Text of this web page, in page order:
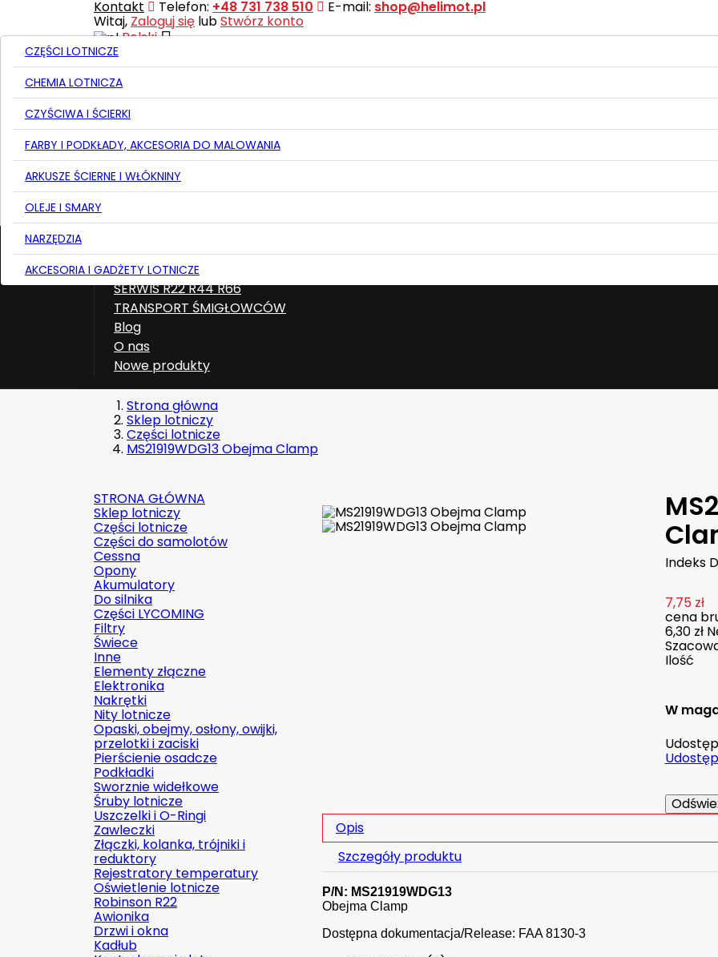
Kontakt Telefon: +48 731 738 510 E-mail: shop@helimot.pl
Witaj, Zaloguj się lubStwórz konto
Polski
Wysyłka
Razem0,00 zł
REALIZUJ ZAMÓWIENIE 
Sklep lotniczy
CZĘŚCI LOTNICZE
CHEMIA LOTNICZA
CZYŚCIWA I ŚCIERKI
FARBY I PODKŁADY, AKCESORIA DO MALOWANIA
ARKUSZE ŚCIERNE I WŁÓKNINY
OLEJE I SMARY
NARZĘDZIA
AKCESORIA I GADŻETY LOTNICZE
Silniki Lycoming
SERWIS R22 R44 R66
TRANSPORT ŚMIGŁOWCÓW
Blog
O nas
Nowe produkty
Strona główna
Sklep lotniczy
Części lotnicze
MS21919WDG13 Obejma Clamp
STRONA GŁÓWNA
Sklep lotniczy
Części lotnicze
Części do samolotów
Cessna
Opony
Akumulatory
Do silnika
Części LYCOMING
Filtry
Świece
Inne
Elementy złączne
Elektronika
Nakrętki
Nity lotnicze
Opaski, obejmy, osłony, owijki,
przelotki i zaciski
Pierścienie osadcze
Podkładki
Sworznie widełkowe
Śruby lotnicze
Uszczelki i O-Ringi
Zawleczki
Złączki, kolanka, trójniki i
reduktory
Rejestratory temperatury
Oświetlenie lotnicze
Robinson R22
Awionika
Drzwi i okna
Kadłub
Indeks
7,75 zł
cena
6,30 zł
Ilość
W
Opis
Szczegóły produktu
P/N: MS21919WDG13
Obejma Clamp
Dostępna dokumentacja/Release: FAA 8130-3